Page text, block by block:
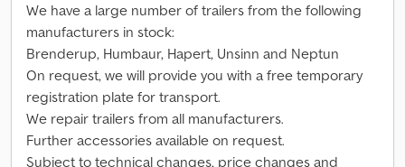
We have a large number of trailers from the following
manufacturers in stock:
Brenderup, Humbaur, Hapert, Unsinn and Neptun
On request, we will provide you with a free temporary
registration plate for transport.
We repair trailers from all manufacturers.
Further accessories available on request.
Subject to technical changes, price changes and